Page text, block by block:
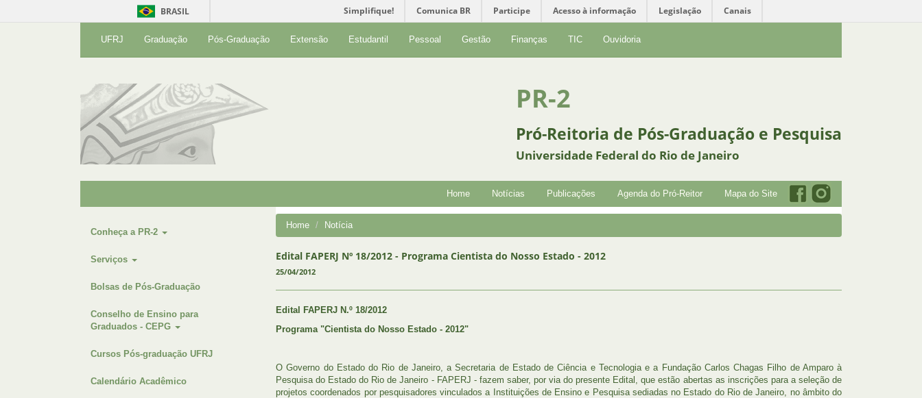
BRASIL Simplifique! Comunica BR Participe Acesso à informação Legislação Canais
UFRJ Graduação Pós-Graduação Extensão Estudantil Pessoal Gestão Finanças TIC Ouvidoria
PR-2
Pró-Reitoria de Pós-Graduação e Pesquisa
Universidade Federal do Rio de Janeiro
Home Notícias Publicações Agenda do Pró-Reitor Mapa do Site
Conheça a PR-2
Serviços
Bolsas de Pós-Graduação
Conselho de Ensino para
Graduados - CEPG
Cursos Pós-graduação UFRJ
Calendário Acadêmico
Home Notícia
Edital FAPERJ Nº 18/2012 - Programa Cientista do Nosso Estado - 2012
25/04/2012
Edital FAPERJ N.º 18/2012
Programa "Cientista do Nosso Estado - 2012"
O Governo do Estado do Rio de Janeiro, a Secretaria de Estado de Ciência e Tecnologia e a Fundação Carlos Chagas Filho de Amparo à
Pesquisa do Estado do Rio de Janeiro - FAPERJ - fazem saber, por via do presente Edital, que estão abertas as inscrições para a seleção de
projetos coordenados por pesquisadores vinculados a Instituições de Ensino e Pesquisa sediadas no Estado do Rio de Janeiro, no âmbito do